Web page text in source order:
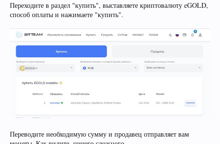
Переходите в раздел "купить", выставляете криптовалюту eGOLD,
способ оплаты и нажимаете "купить".
Переводите необходимую сумму и продавец отправляет вам